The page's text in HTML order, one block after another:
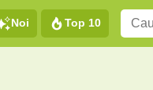
Noi Top 10